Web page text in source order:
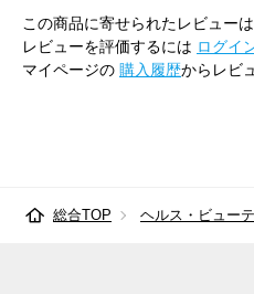
この商品に寄せられたレビュー
レビューを評価するには ログイ
マイページの 購入履歴からレビ
総合TOP ヘルス・ビュー